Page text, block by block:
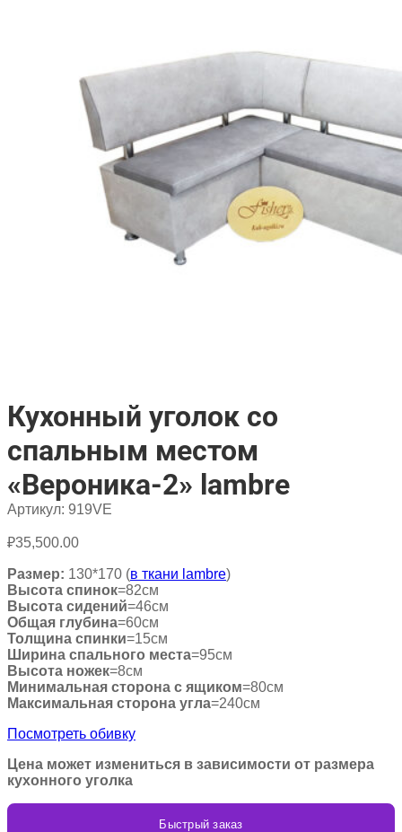
Кухонный уголок со
спальным местом
«Вероника-2» lambre
Артикул: 919VE
₽35,500.00
Размер: 130*170 (в ткани lambre)
Высота спинок=82см
Высота сидений=46см
Общая глубина=60см
Толщина спинки=15см
Ширина спального места=95см
Высота ножек=8см
Минимальная сторона с ящиком=80см
Максимальная сторона угла=240см
Посмотреть обивку
Цена может измениться в зависимости от размера
кухонного уголка
Быстрый заказ